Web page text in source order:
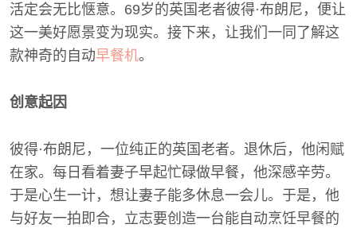
活定会无比惬意。69岁的英国老者彼得·布朗尼，便让
这一美好愿景变为现实。接下来，让我们一同了解这
款神奇的自动早餐机。
创意起因
彼得·布朗尼，一位纯正的英国老者。退休后，他闲赋
在家。每日看着妻子早起忙碌做早餐，他深感辛劳。
于是心生一计，想让妻子能多休息一会儿。于是，他
与好友一拍即合，立志要创造一台能自动烹饪早餐的